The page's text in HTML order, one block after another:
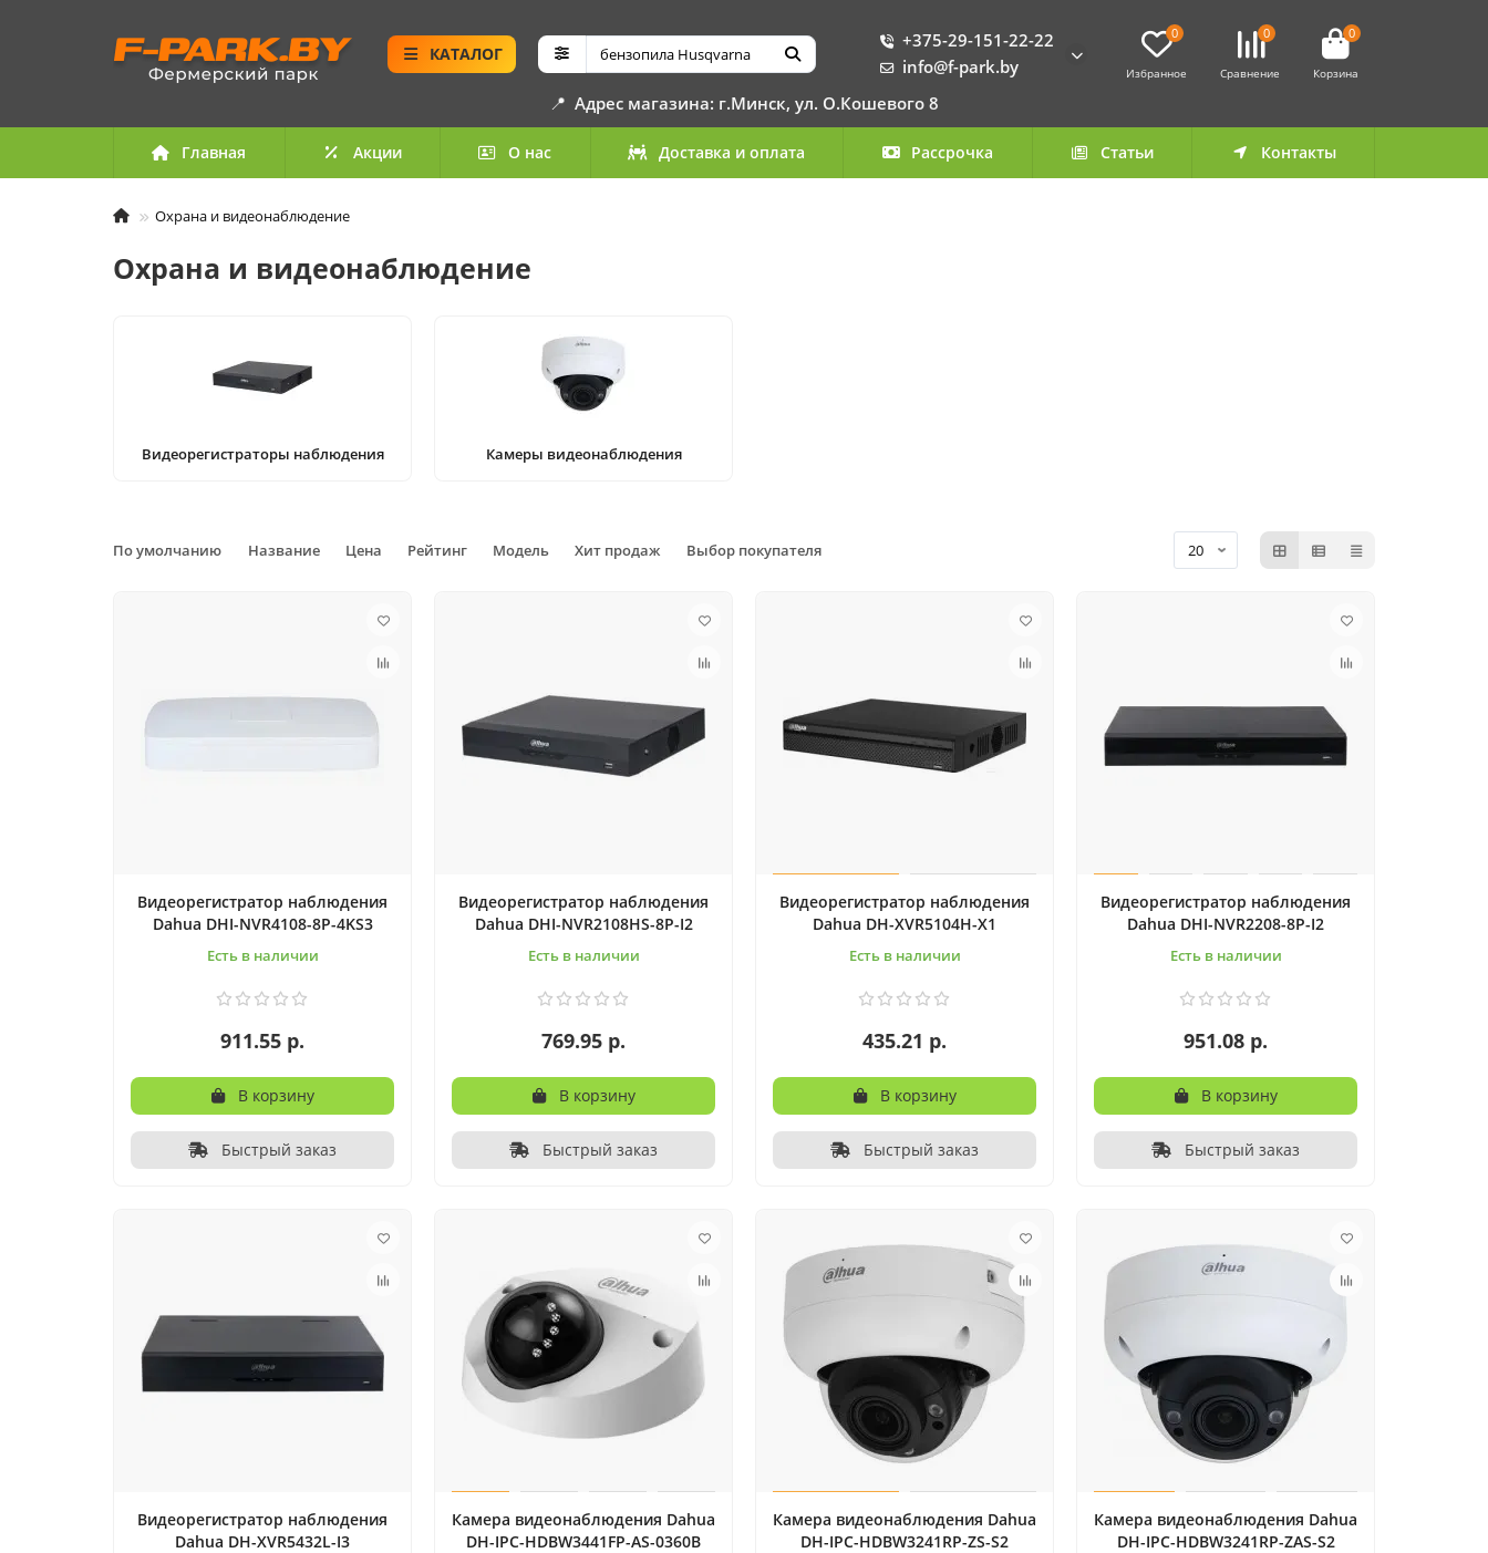
КАТАЛОГ
+375-29-151-22-22
info@f-park.by
0
Избранное
0
Сравнение
0
Корзина
📍 Адрес магазина: г.Минск, ул. О.Кошевого 8
Главная Акции О нас Доставка и оплата Рассрочка Статьи Контакты
Охрана и видеонаблюдение
Охрана и видеонаблюдение
Видеорегистраторы наблюдения Камеры видеонаблюдения
По умолчанию Название Цена Рейтинг Модель Хит продаж Выбор покупателя
Видеорегистратop наблюдения
Dahua DHI-NVR4108-8P-4KS3
Есть в наличии
911.55 р.
В корзину
Быстрый заказ
Видеорегистратop наблюдения
Dahua DHI-NVR2108HS-8P-I2
Есть в наличии
769.95 р.
В корзину
Быстрый заказ
Видеорегистратop наблюдения
Dahua DH-XVR5104H-X1
Есть в наличии
435.21 р.
В корзину
Быстрый заказ
Видеорегистратop наблюдения
Dahua DHI-NVR2208-8P-I2
Есть в наличии
951.08 р.
В корзину
Быстрый заказ
Видеорегистратop наблюдения
Dahua DH-XVR5432L-I3
Камера видеонаблюдения Dahua
DH-IPC-HDBW3441FP-AS-0360B
Камера видеонаблюдения Dahua
DH-IPC-HDBW3241RP-ZS-S2
Камера видеонаблюдения Dahua
DH-IPC-HDBW3241RP-ZAS-S2